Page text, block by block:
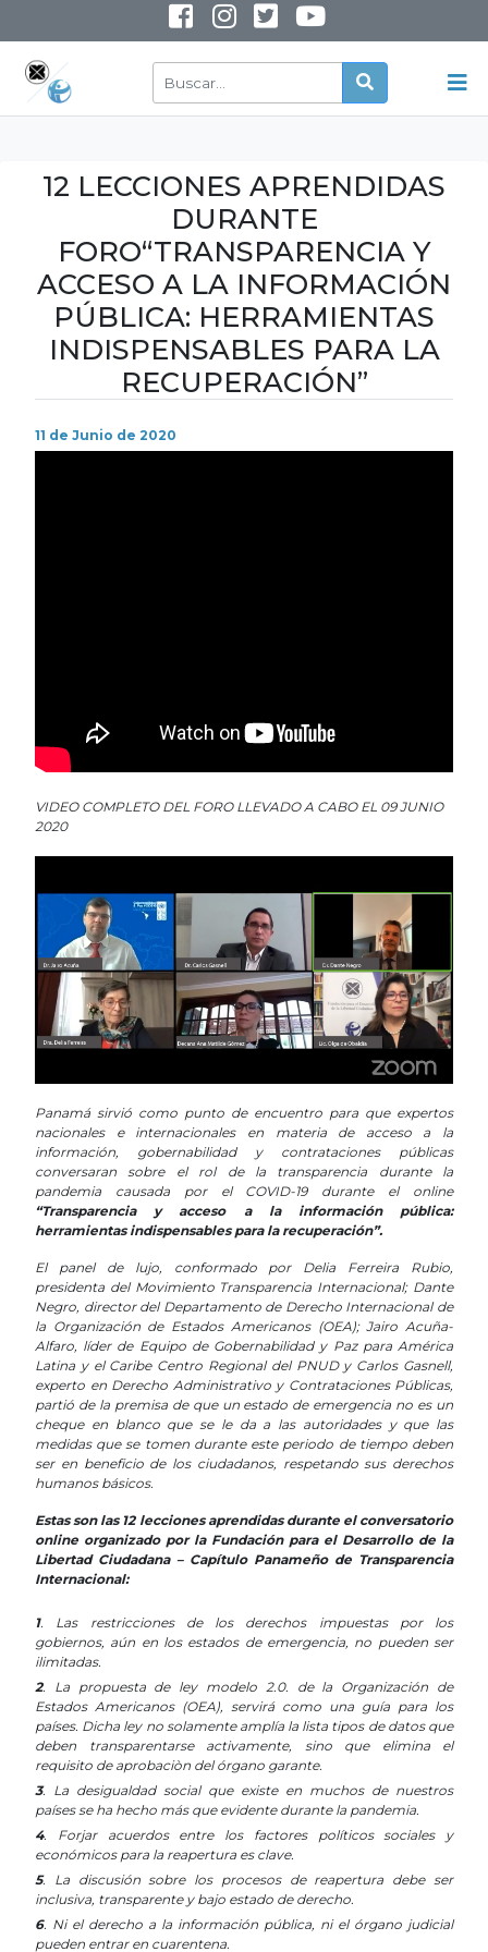
12 LECCIONES APRENDIDAS
DURANTE
FORO“TRANSPARENCIA Y
ACCESO A LA INFORMACIÓN
PÚBLICA: HERRAMIENTAS
INDISPENSABLES PARA LA
RECUPERACIÓN”
11 de Junio de 2020
VIDEO COMPLETO DEL FORO LLEVADO A CABO EL 09 JUNIO
2020
Panamá sirvió como punto de encuentro para que expertos
nacionales e internacionales en materia de acceso a la
información, gobernabilidad y contrataciones públicas
conversaran sobre el rol de la transparencia durante la
pandemia causada por el COVID-19 durante el online
“Transparencia y acceso a la información pública:
herramientas indispensables para la recuperación”.
El panel de lujo, conformado por Delia Ferreira Rubio,
presidenta del Movimiento Transparencia Internacional; Dante
Negro, director del Departamento de Derecho Internacional de
la Organización de Estados Americanos (OEA); Jairo Acuña-
Alfaro, líder de Equipo de Gobernabilidad y Paz para América
Latina y el Caribe Centro Regional del PNUD y Carlos Gasnell,
experto en Derecho Administrativo y Contrataciones Públicas,
partió de la premisa de que un estado de emergencia no es un
cheque en blanco que se le da a las autoridades y que las
medidas que se tomen durante este periodo de tiempo deben
ser en beneficio de los ciudadanos, respetando sus derechos
humanos básicos.
Estas son las 12 lecciones aprendidas durante el conversatorio
online organizado por la Fundación para el Desarrollo de la
Libertad Ciudadana – Capítulo Panameño de Transparencia
Internacional:
1. Las restricciones de los derechos impuestas por los
gobiernos, aún en los estados de emergencia, no pueden ser
ilimitadas.
2. La propuesta de ley modelo 2.0. de la Organización de
Estados Americanos (OEA), servirá como una guía para los
países. Dicha ley no solamente amplía la lista tipos de datos que
deben transparentarse activamente, sino que elimina el
requisito de aprobaciòn del órgano garante.
3. La desigualdad social que existe en muchos de nuestros
países se ha hecho más que evidente durante la pandemia.
4. Forjar acuerdos entre los factores políticos sociales y
económicos para la reapertura es clave.
5. La discusión sobre los procesos de reapertura debe ser
inclusiva, transparente y bajo estado de derecho.
6. Ni el derecho a la información pública, ni el órgano judicial
pueden entrar en cuarentena.